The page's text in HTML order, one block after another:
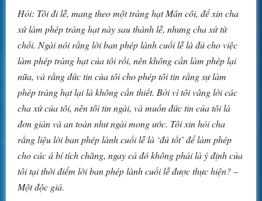
Hỏi: Tôi đi lễ, mang theo một tràng hạt Mân côi, để xin cha
xứ làm phép tràng hạt này sau thánh lễ, nhưng cha xứ từ
chối. Ngài nói rằng lời ban phép lành cuối lễ là đủ cho việc
làm phép tràng hạt của tôi rồi, nên không cần làm phép lại
nữa, và rằng đức tin cùa tôi cho phép tôi tin rằng sự làm
phép tràng hạt lại là không cần thiết. Bởi vì tôi vâng lời các
cha xứ của tôi, nên tôi tin ngài, và muốn đức tin của tôi là
đơn giản và an toàn như ngài mong ước. Tôi xin hỏi cha
rằng liệu lời ban phép lành cuối lễ là ‘đủ tốt’ để làm phép
cho các á bí tích chăng, ngay cả đó không phải là ý định của
tôi tại thời điểm lời ban phép lành cuối lễ được thực hiện? –
Một độc giả.